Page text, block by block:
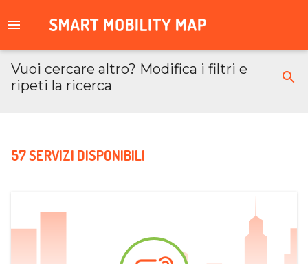
Vuoi cercare altro? Modifica i filtri e
ripeti la ricerca
57 SERVIZI DISPONIBILI